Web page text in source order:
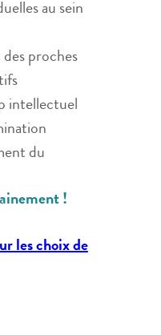
au sein
des proches
intellectuel
du
!
les choix de